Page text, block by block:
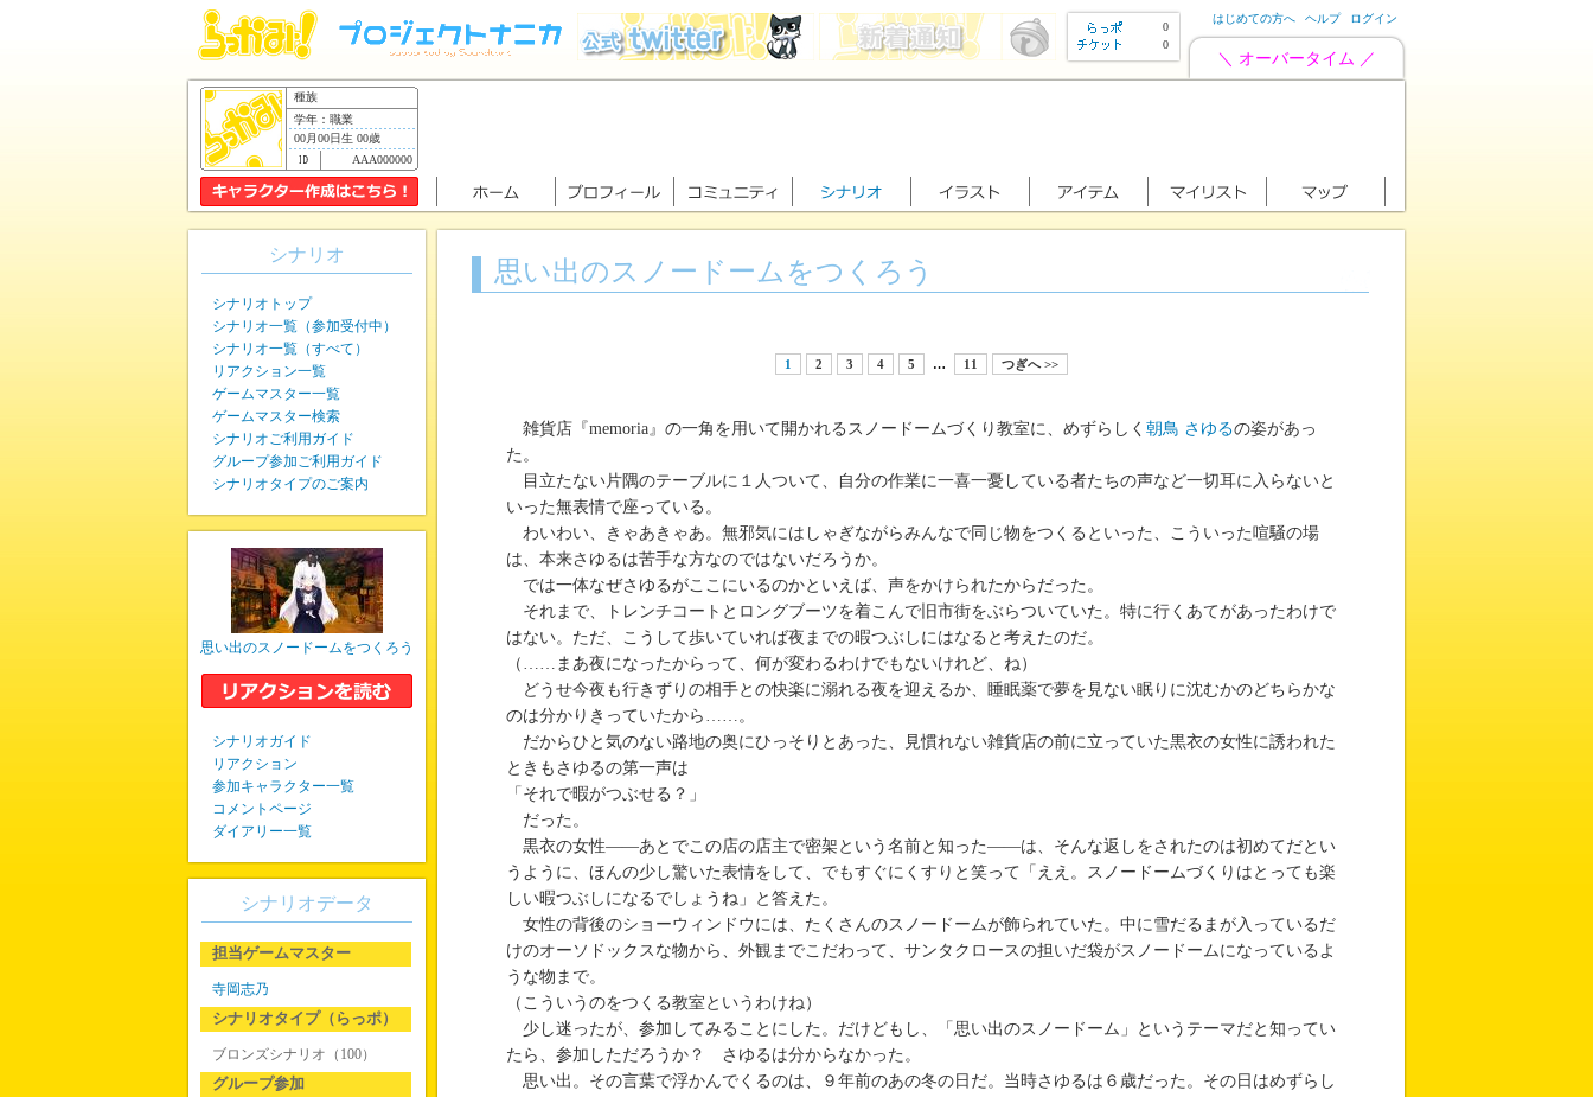
0
0
はじめての方へ ヘルプ ログイン
＼ オーバータイム ／
種族
学年：職業
00月00日生 00歳
AAA000000
思い出のスノードームをつくろう
1 2 3 4 5 … 11 つぎへ >>
雑貨店『memoria』の一角を用いて開かれるスノードームづくり教室に、めずらしく 朝鳥 さゆるの姿があっ
た。
目立たない片隅のテーブルに１人ついて、自分の作業に一喜一憂している者たちの声など一切耳に入らないと
いった無表情で座っている。
わいわい、きゃあきゃあ。無邪気にはしゃぎながらみんなで同じ物をつくるといった、こういった喧騒の場
は、本来さゆるは苦手な方なのではないだろうか。
では一体なぜさゆるがここにいるのかといえば、声をかけられたからだった。
それまで、トレンチコートとロングブーツを着こんで旧市街をぶらついていた。特に行くあてがあったわけで
はない。ただ、こうして歩いていれば夜までの暇つぶしにはなると考えたのだ。
（……まあ夜になったからって、何が変わるわけでもないけれど、ね）
どうせ今夜も行きずりの相手との快楽に溺れる夜を迎えるか、睡眠薬で夢を見ない眠りに沈むかのどちらかな
のは分かりきっていたから……。
だからひと気のない路地の奥にひっそりとあった、見慣れない雑貨店の前に立っていた黒衣の女性に誘われた
ときもさゆるの第一声は
「それで暇がつぶせる？」
だった。
黒衣の女性――あとでこの店の店主で密架という名前と知った――は、そんな返しをされたのは初めてだとい
うように、ほんの少し驚いた表情をして、でもすぐにくすりと笑って「ええ。スノードームづくりはとっても楽
しい暇つぶしになるでしょうね」と答えた。
女性の背後のショーウィンドウには、たくさんのスノードームが飾られていた。中に雪だるまが入っているだ
けのオーソドックスな物から、外観までこだわって、サンタクロースの担いだ袋がスノードームになっているよ
うな物まで。
（こういうのをつくる教室というわけね）
少し迷ったが、参加してみることにした。だけどもし、「思い出のスノードーム」というテーマだと知ってい
たら、参加しただろうか？ さゆるは分からなかった。
思い出。その言葉で浮かんでくるのは、９年前のあの冬の日だ。当時さゆるは６歳だった。その日はめずらし
シナリオ
シナリオトップ
シナリオ一覧（参加受付中）
シナリオ一覧（すべて）
リアクション一覧
ゲームマスター一覧
ゲームマスター検索
シナリオご利用ガイド
グループ参加ご利用ガイド
シナリオタイプのご案内
思い出のスノードームをつくろう
シナリオガイド
リアクション
参加キャラクター一覧
コメントページ
ダイアリー一覧
シナリオデータ
担当ゲームマスター
寺岡志乃
シナリオタイプ（らっポ）
ブロンズシナリオ（100）
グループ参加